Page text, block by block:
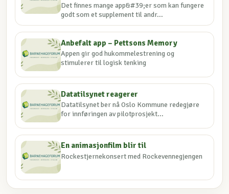
Det finnes mange app&#39;er som kan fungere
godt som et supplement til andr...
Anbefalt app – Pettsons Memory
Appen gir god hukommelestrening og
stimulerer til logisk tenking
Datatilsynet reagerer
Datatilsynet ber nå Oslo Kommune redegjøre
for innføringen av pilotprosjekt...
En animasjonfilm blir til
Rockestjernekonsert med Rockevennegjengen